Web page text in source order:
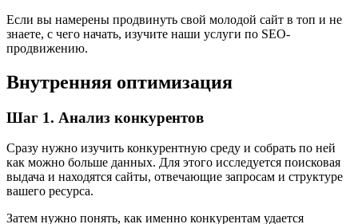
Если вы намерены продвинуть свой молодой сайт в топ и не
знаете, с чего начать, изучите наши услуги по SEO-
продвижению.
Внутренняя оптимизация
Шаг 1. Анализ конкурентов
Сразу нужно изучить конкурентную среду и собрать по ней
как можно больше данных. Для этого исследуется поисковая
выдача и находятся сайты, отвечающие запросам и структуре
вашего ресурса.
Затем нужно понять, как именно конкурентам удается